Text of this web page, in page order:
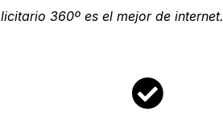
360º es el mejor de internet.